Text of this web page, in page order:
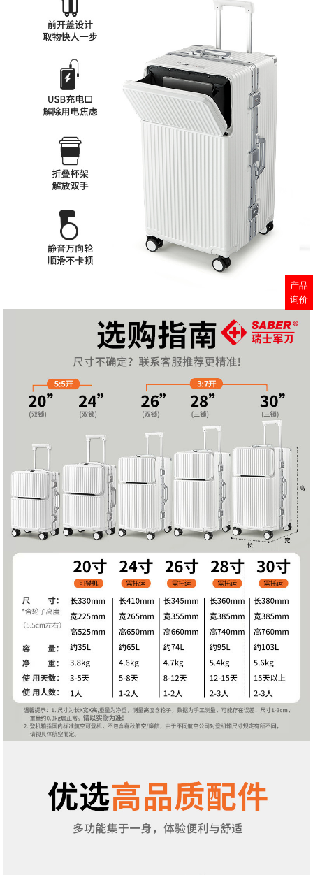
产品
询价